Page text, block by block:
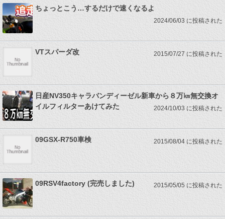
ちょっとこう…するだけで速くなるよ
2024/06/03 に投稿された
VTスパーダ改 2015/07/27 に投稿された
日産NV350キャラバンディーゼル新車から８万㎞無交換オ
イルフィルターあけてみた
2024/10/03 に投稿された
09GSX-R750車検 2015/08/04 に投稿された
09RSV4factory (完売しました) 2015/05/05 に投稿された